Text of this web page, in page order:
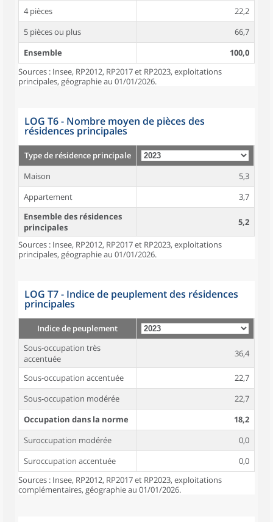
4 pièces
22,2
5 pièces ou plus
66,7
Ensemble
100,0
Sources : Insee, RP2012, RP2017 et RP2023, exploitations
principales, géographie au 01/01/2026.
LOG T6 - Nombre moyen de pièces des
résidences principales
Type de résidence principale
Maison
5,3
Appartement
3,7
Ensemble des résidences
principales
5,2
Sources : Insee, RP2012, RP2017 et RP2023, exploitations
principales, géographie au 01/01/2026.
LOG T7 - Indice de peuplement des résidences
principales
Indice de peuplement
Sous-occupation très
accentuée
36,4
Sous-occupation accentuée
22,7
Sous-occupation modérée
22,7
Occupation dans la norme
18,2
Suroccupation modérée
0,0
Suroccupation accentuée
0,0
Sources : Insee, RP2012, RP2017 et RP2023, exploitations
complémentaires, géographie au 01/01/2026.